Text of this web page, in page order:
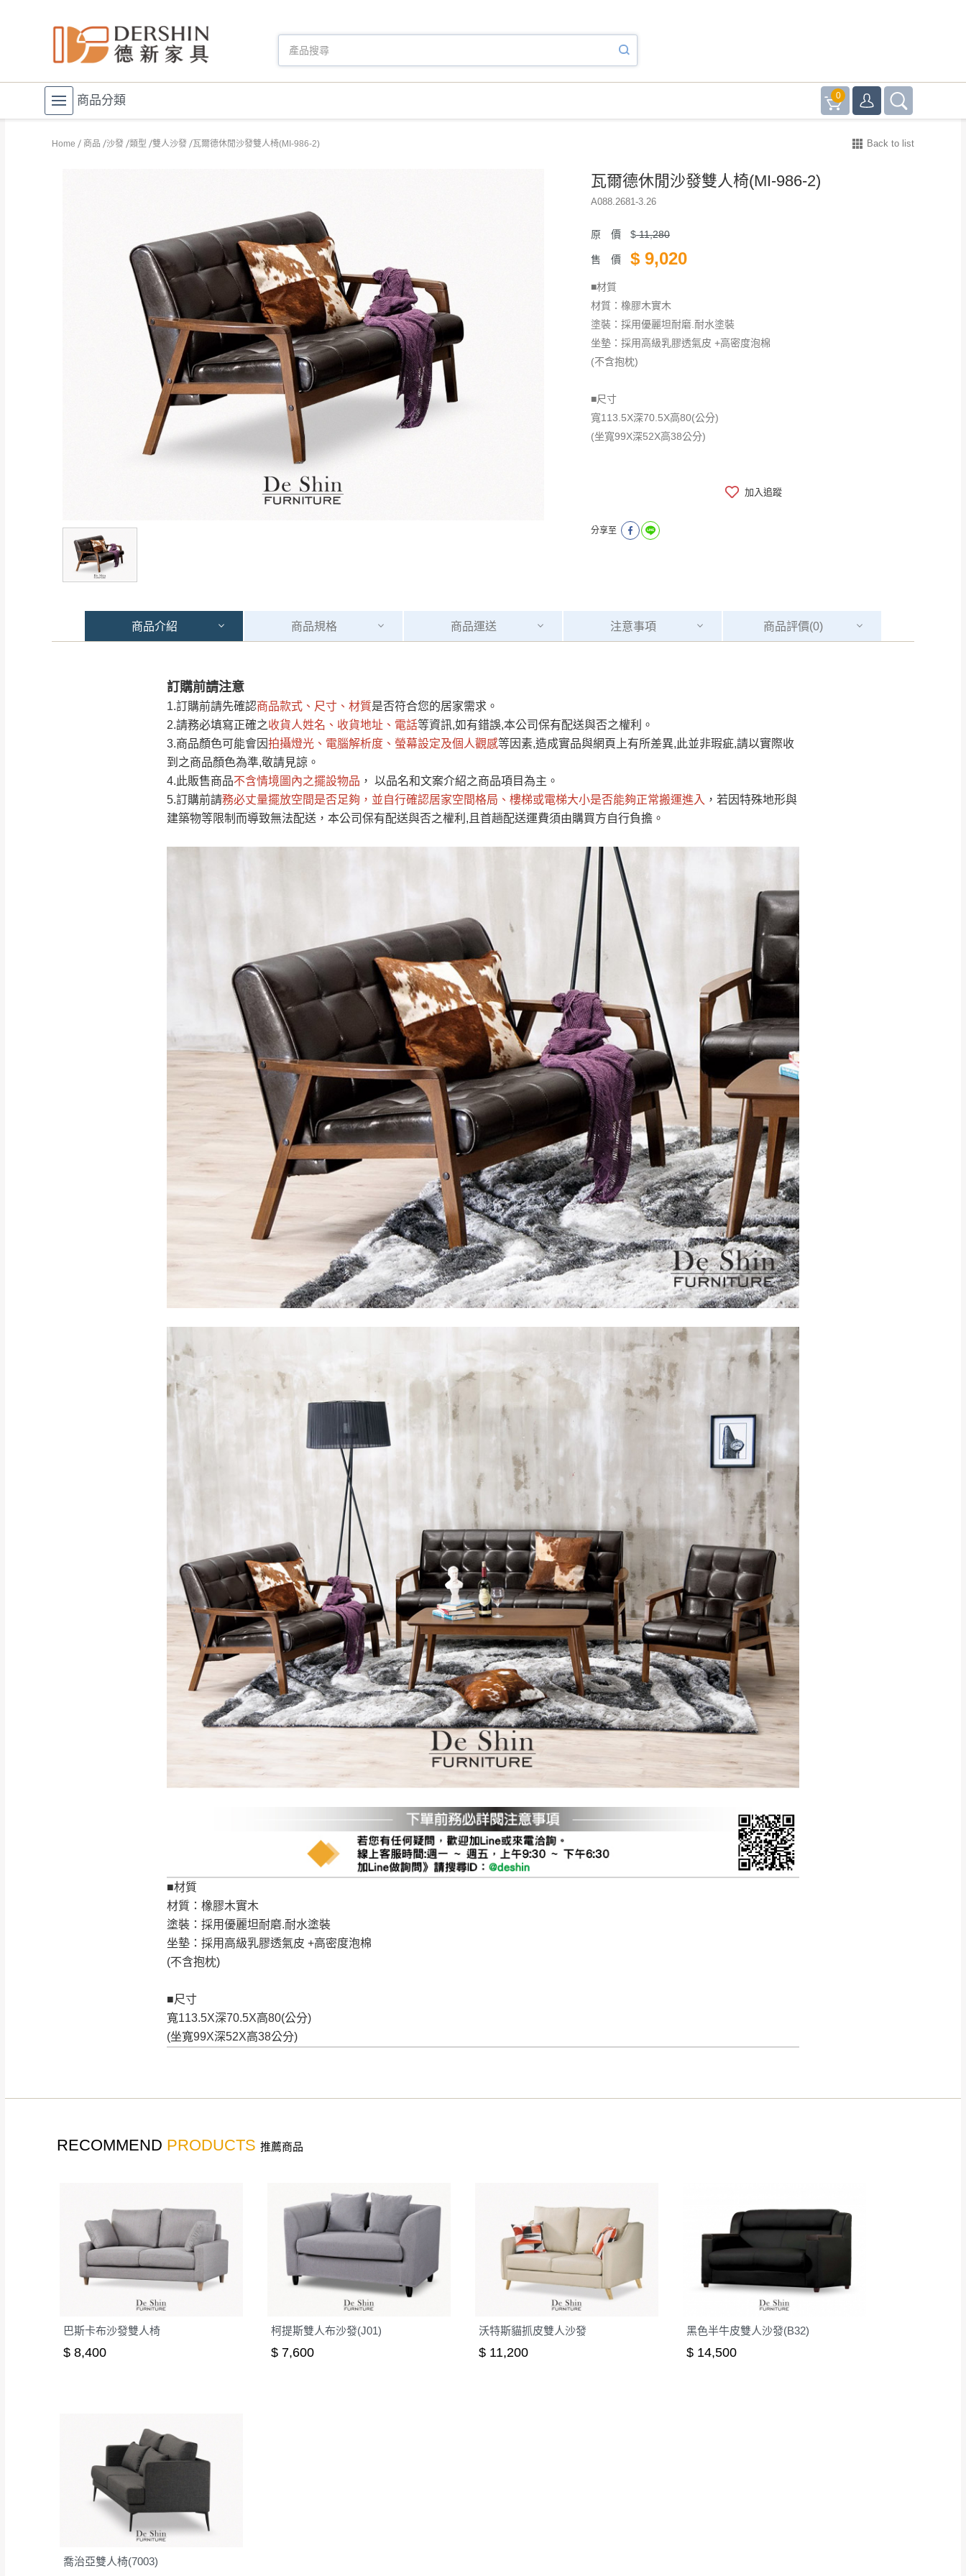
商品分類 0
Home 商品 沙發 類型 雙人沙發 瓦爾德休閒沙發雙人椅(MI-986-2) Back to list
瓦爾德休閒沙發雙人椅(MI-986-2)
A088.2681-3.26
原 價 $11,280
售 價 $ 9,020
■材質
材質：橡膠木實木
塗裝：採用優麗坦耐磨.耐水塗裝
坐墊：採用高級乳膠透氣皮 +高密度泡棉
​​​​​​​(不含抱枕)
■尺寸
寬113.5X深70.5X高80(公分)
(坐寬99X深52X高38公分)
加入追蹤
分享至
商品介紹 商品規格 商品運送 注意事項 商品評價(0)
訂購前請注意
1.訂購前請先確認商品款式、尺寸、材質是否符合您的居家需求。
2.請務必填寫正確之收貨人姓名、收貨地址、電話等資訊,如有錯誤,本公司保有配送與否之權利。
3.商品顏色可能會因拍攝燈光、電腦解析度、螢幕設定及個人觀感等因素,造成實品與網頁上有所差異,此並非瑕疵,請以實際收
到之商品顏色為準,敬請見諒。
4.此販售商品不含情境圖內之擺設物品 ， 以品名和文案介紹之商品項目為主。
5.訂購前請務必丈量擺放空間是否足夠 ，並自行確認居家空間格局、 樓梯或電梯大小是否能夠正常搬運進入 ，若因特殊地形與
建築物等限制而導致無法配送，本公司保有配送與否之權利,且首趟配送運費須由購買方自行負擔。
■材質
材質：橡膠木實木
塗裝：採用優麗坦耐磨.耐水塗裝
坐墊：採用高級乳膠透氣皮 +高密度泡棉
(不含抱枕)
■尺寸
寬113.5X深70.5X高80(公分)
(坐寬99X深52X高38公分)
運 費 說 明
運送地區
桃園
＊A108產品另收運費
峨眉鄉、五峰鄉、橫山、北埔鄉、尖石
鄉、寶山鄉山區、新埔山區、芎林山區、
新北
雙溪、貢寮、烏來、平溪、九份、石
門、林口 下福里、新店山區、三峽山區、
石碇、坪林、福隆、淡水山區、北投湖山
路、深坑山區
基隆
$ 9,000以上：免運費
$ 9,000以下：NT$500元
＊A108產品另收運費
基隆山區
苗栗
$ 9,000以上：免運費
$ 9,000以下：NT$500元
＊A108產品另收運費
卓蘭鎮、三灣、通霄山區、西湖、泰安
鄉、大湖鄉、頭屋、獅潭鄉
配送天數：5~14天
到貨時間：指定送貨日當天以電話聯絡確認
｜周（一）配送部門固定公休無送貨｜
台北市、新北市地區固定每周(三)、(日)兩天收送貨
彰化、南投、雲林、嘉義、台南、高雄、屏東、宜蘭、 花蓮、台東、金門、馬祖、澎湖地區
（可於LINE線上詢問 →
@dershin
本司貨車運送如因路況不佳、天候惡劣、過於偏遠之山區內等，或收貨地點搬運過於困難等因素，導致無法順利配送，
本公司除了盡最大努力完成配送外，視狀況保有出貨的權利。
保護物流人員的工作安全，賣家無提供吊掛服務，若需以吊車或其他的吊掛方式吊運，費用將由買方自行支付。
因大型傢俱有組裝、配送的問題，並非一般快速到貨商品，無法指定特定時間送達，司機當天到貨前皆會再與您通知，
讓您不用整天在家等貨，以免浪費你的寶貴時間。
如遇自然災害、政府宣布之災害警報等不可抗力情事，而危及運送人員輸送之安全，本司得視狀況延後或停止運送服
務。
百貨公司配送暫無法配合開店前、閉店後時段，並送至百貨公司卸貨區為限，恕無法送至指定樓面。《 如遇百貨周年慶
期間，恕暫停百貨公司相關運送 》
無回收家具服務，若需回收家俱可聯絡當地請清潔隊回收,免付費清運專線：0800-085-717
注意事項：
由於品項繁多，網頁無法及時更新，如有需要購買商品，請於出發前來電或到「官方Line客服」來信確
認商品是否有「現貨」與 「金額」。
若商品價格或庫存有異常，商家有權取消訂單。
接單後二日內(不含例假日)，我們客服會與您電話聯絡或E-Mail通知確認訂單。
（線上客服 LINE → @dershin）
下單前先詢問是否現貨，若未詢問下單後無現貨我們客服會再來電或E-Mail與您聯絡
運送範圍：限定北至基隆，南至苗栗，偏遠地區恕無法提供運送 (詳見運送規章)。
苗栗至基隆；其它地區暫不開放，如因特殊地型限制(山區、鄉、鎮、村)、樓梯太小、無法搬運上樓等因
素，導致無法配送，本公司保有出貨的權利。
保護物流人員的工作安全，賣家無提供吊掛服務，若需以吊車或其他的吊掛方式吊運，費用將由買方自
行支付。
因大型傢俱有組裝、配送的問題，並非一般快速到貨商品，無法指定特定時間送達，司機當天到貨前皆
會再與您通知，讓你不用整天在家等貨，以節省您的寶貴時間。
由於百貨公司配送較為不易，故暫無法配送至百貨公司內部。
發票寄送：
若您選擇三聯式或索取兩聯式發票，發票將於商品完成出貨15個工作天另行寄出，另外約加上2~7個工作天內
送達，如遇國定假日將順延寄送。
退換貨說明：
若收到不良品，請於到貨日起七日內通知本公司客服人員，我們將為您更換新品，運費皆由本站負責，
所有退回及換貨之商品必須是全新狀態且完整包裝，床墊、床包、枕頭類產品需為未拆封狀態(請保持商
品、附件、包裝、廠商紙及所有附隨文件或資料之完整性)，若未依照上述方式處理，恕無法接受退貨。
由於透過電腦螢幕選購商品，可能會因個人電腦螢幕的設定色差或解析度等因素， 與實際商品的顏色、
質感稍有不同，如因此而需退換貨，需自付來回運費及人資成本，請您訂購前詳加確認。(包含商品尺寸
訂購前請確認商品尺寸，大型物件因為人工丈量，難免會有些許誤差值(約正負0.5CM) 詳細尺寸以實品
) ，並須保持商品全新
狀態與完整包裝。鑑賞期間若發生非本司因素致使之汙損破壞，恕無法辦理退換貨。
台北市、新北市地區固定每周(三)、(日)兩天收送貨，敬請見諒！
本公司部份商品無維修服務，超過7日鑑賞期，商品使用年限，因客人使用習慣、居家環境不同。若屬人
為因素導致商品損壞、零件短缺，則維修、搬運費用，需由消費者自行吸收(另事先與消費者報價，消費
者同意將會進行維修)。
到貨7日內為鑑賞期(注意:鑑賞期非試用期)，若非商品品質瑕疵問題於鑑賞期內退貨之情形，我們需酌收
如欲放置營業場所及公開場合之商品則無享有商品一年保固之服務。
時請儘速於三日內完成付款， 交易恕不殺價，商品均已最低價格售出 ，且在特定時日會給予折扣，
▪️三日內若未接獲您的匯款或轉帳通知，商品將不予保留(訂單自動取消)。
▪️無回收家具服務，若需回收家具可聯絡當地請清潔隊回收,免付費清運專線：0800-085-717。
(0)筆 全部 依評論高至低排列 依評論低至高排列 只顯示附上圖片
RECOMMEND PRODUCTS 推薦商品
巴斯卡布沙發雙人椅
$ 8,400
柯提斯雙人布沙發(J01)
$ 7,600
沃特斯貓抓皮雙人沙發
$ 11,200
黑色半牛皮雙人沙發(B32)
$ 14,500
喬治亞雙人椅(7003)